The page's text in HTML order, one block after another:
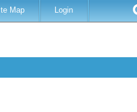
Map Login